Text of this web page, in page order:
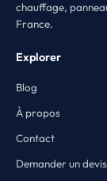
chauffage,
France.
Explorer
Blog
À propos
Contact
Demander un devis